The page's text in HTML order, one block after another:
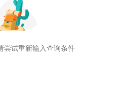
尝试重新输入查询条件